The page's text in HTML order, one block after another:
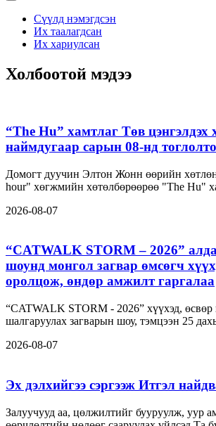
Сүүлд нэмэгдсэн
Их таалагдсан
Их хариулсан
Холбоотой мэдээ
“The Hu” хамтлаг Төв цэнгэлдэх
наймдугаар сарын 08-нд
Домогт дуучин Элтон Жонн өөрийн
hour" хөгжмийн хөтөлбөрөөрөө "The Hu"
2026-08-07
“CATWALK STORM – 2026”
шоунд монгол загвар өмсөгч
оролцож, өндөр амжилт гаргалаа
“CATWALK STORM - 2026” хүүхэд, өсвөр
шалгаруулах загварын шоу, тэмцээн 25
2026-08-07
Эх дэлхийгээ сэргээж Итгэл
Залуучууд аа, цөлжилтийг бууруулж, уур